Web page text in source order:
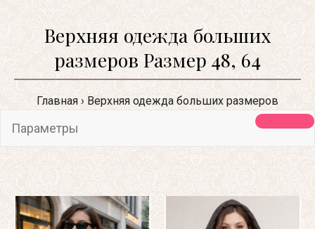
Верхняя одежда больших
размеров Размер 48, 64
Главная Верхняя одежда больших размеров
Параметры